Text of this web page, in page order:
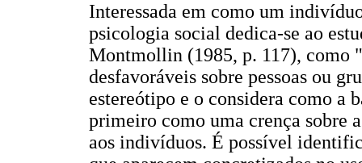
Interessada em como um
psicologia social dedica-se ao
Montmollin (1985, p. 117), como
desfavoráveis sobre pessoas ou
estereótipo e o considera como a
primeiro como uma crença sobre
aos indivíduos. É possível